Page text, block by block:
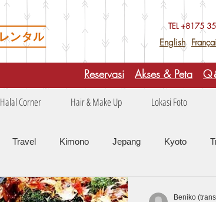
TEL +8175
English
Reservasi Akses & Peta Q
Halal Corner Hair & Make Up Lokasi Foto
Travel Kimono Jepang Kyoto
keindahan alam Musim di Jepang
Beniko